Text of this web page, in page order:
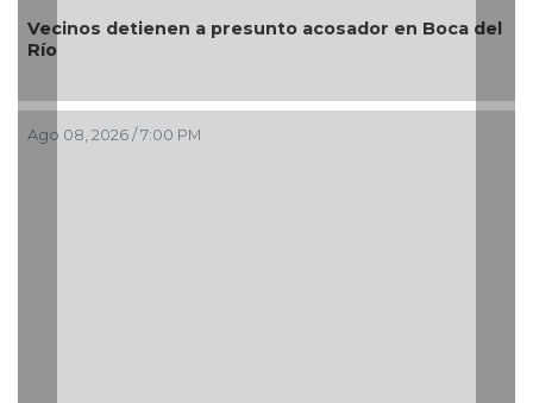
Vecinos detienen a presunto acosador en Boca del
Río
Ago 08, 2026 / 7:00 PM